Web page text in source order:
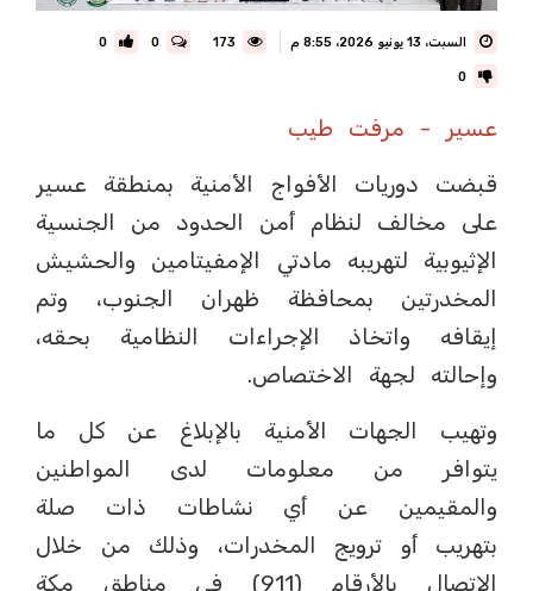
السبت، 13 يونيو 2026، 8:55 م 0
0
0
عسير - مرفت طيب
قبضت دوريات الأفواج الأمنية بمنطقة عسير
على مخالف لنظام أمن الحدود من الجنسية
الإثيوبية لتهريبه مادتي الإمفيتامين والحشيش
المخدرتين بمحافظة ظهران الجنوب، وتم
إيقافه واتخاذ الإجراءات النظامية بحقه،
وإحالته لجهة الاختصاص.
وتهيب الجهات الأمنية بالإبلاغ عن كل ما
يتوافر من معلومات لدى المواطنين
والمقيمين عن أي نشاطات ذات صلة
بتهريب أو ترويج المخدرات، وذلك من خلال
الاتصال بالأرقام (911) في مناطق مكة